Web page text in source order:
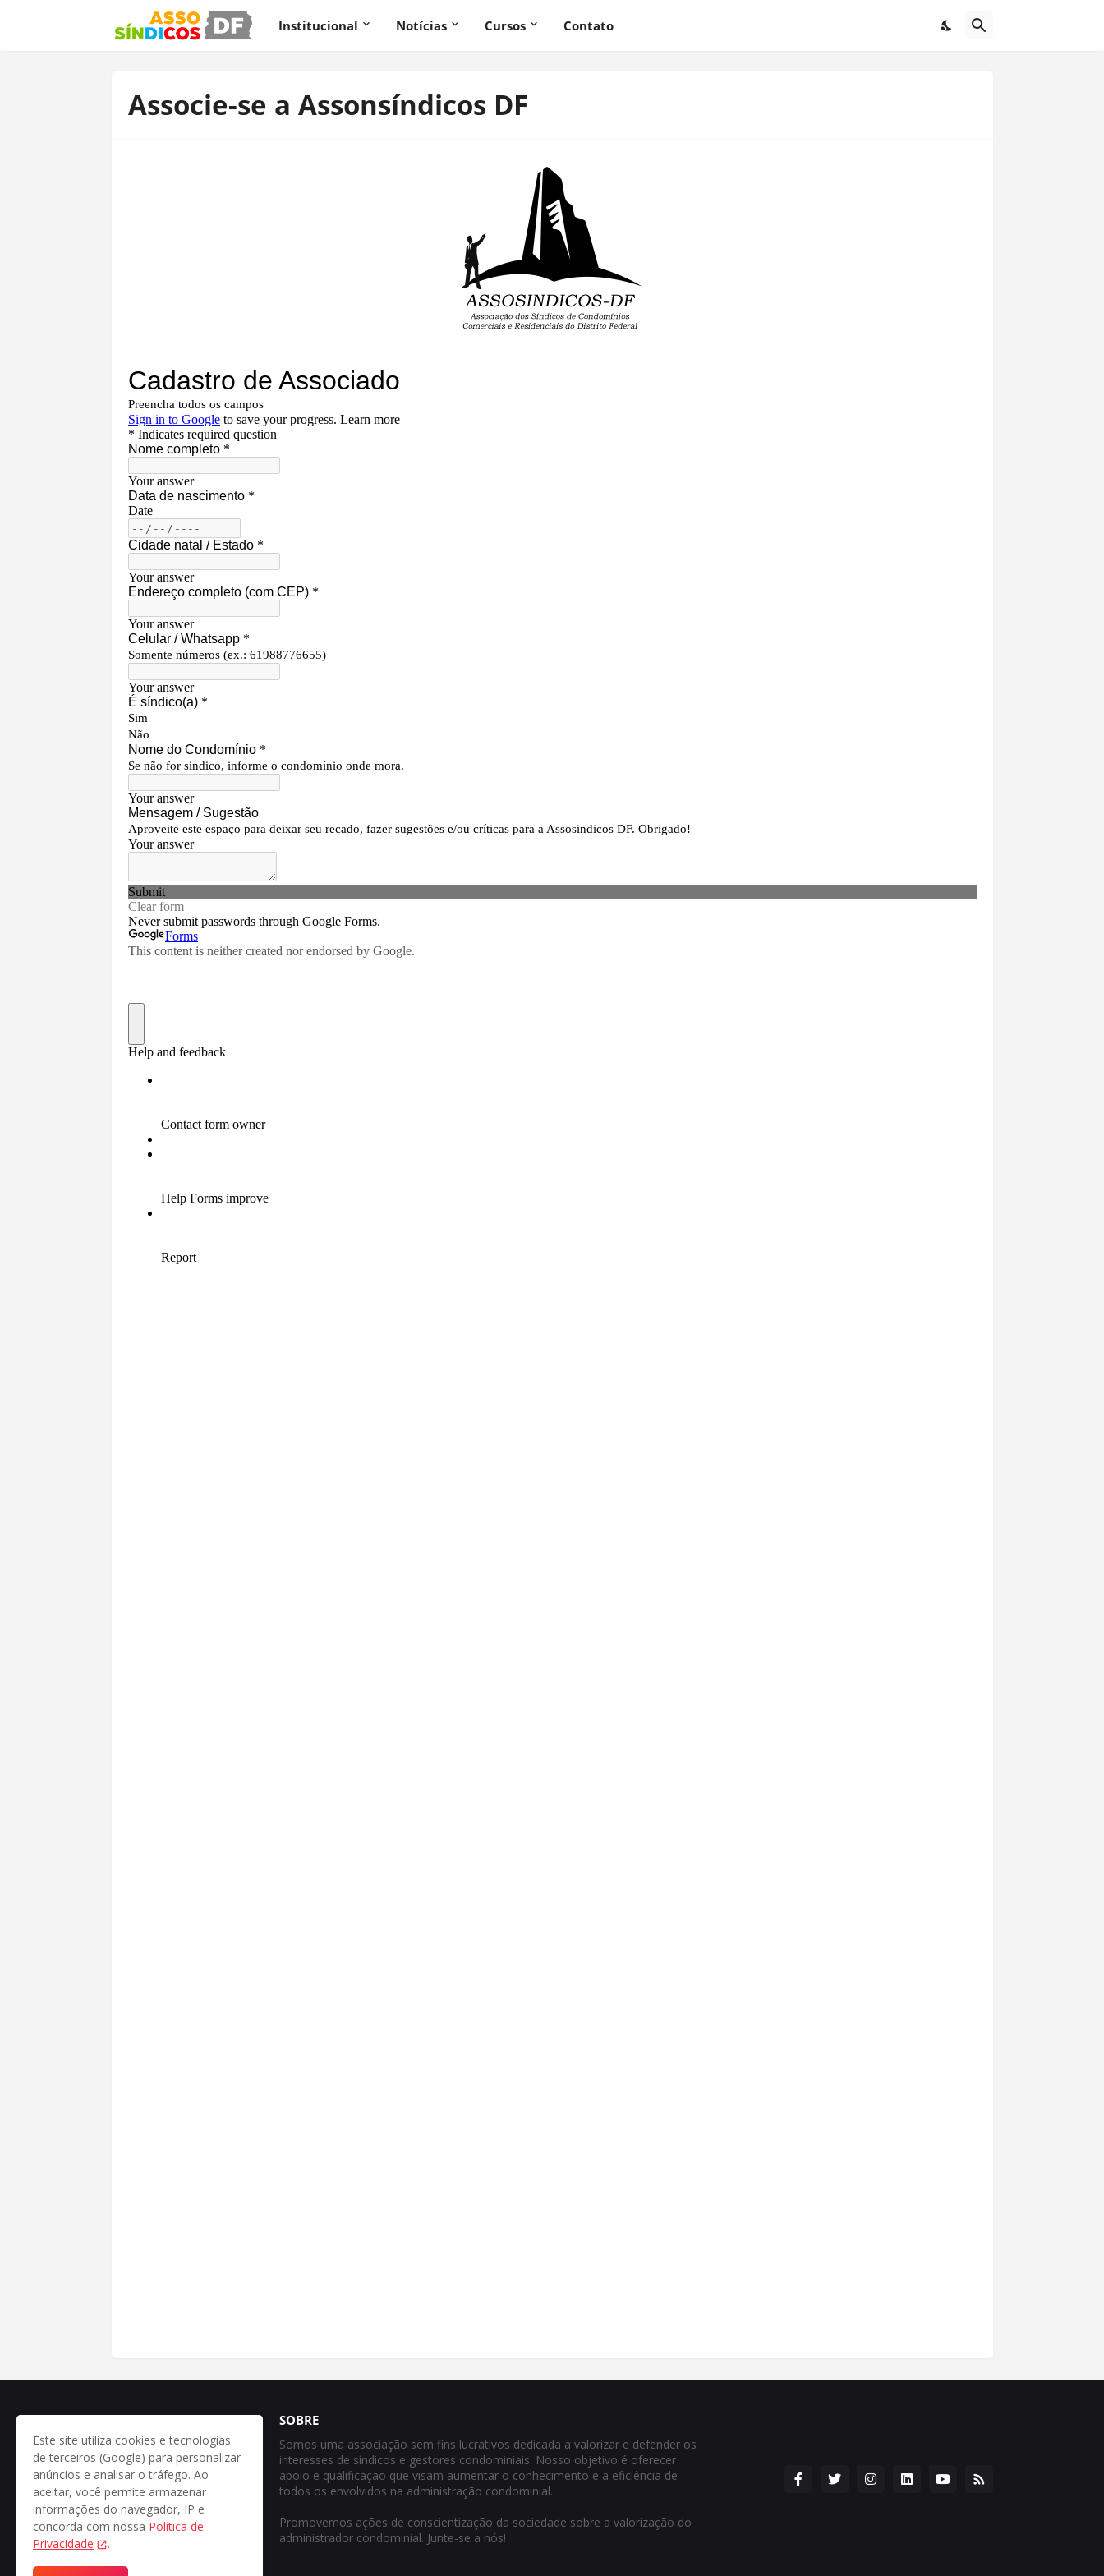
Institucional Notícias Cursos Contato
Associe-se a Assonsíndicos DF
SOBRE
Somos uma associação sem fins lucrativos dedicada a valorizar e defender os
interesses de síndicos e gestores condominiais. Nosso objetivo é oferecer
apoio e qualificação que visam aumentar o conhecimento e a eficiência de
todos os envolvidos na administração condominial.
Promovemos ações de conscientização da sociedade sobre a valorização do
administrador condominial. Junte-se a nós!
Este site utiliza cookies e tecnologias
de terceiros (Google) para personalizar
anúncios e analisar o tráfego. Ao
aceitar, você permite armazenar
informações do navegador, IP e
concorda com nossa Política de
Privacidade
.